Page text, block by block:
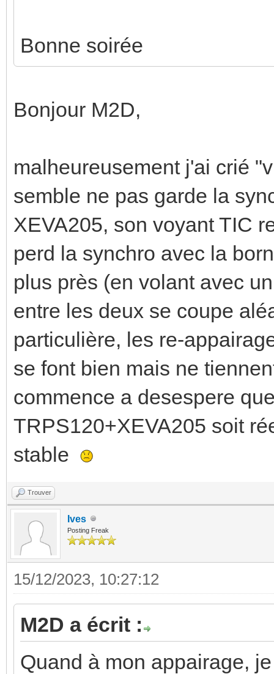
Bonne soirée
Bonjour M2D,
malheureusement j'ai crié
semble ne pas garde la
XEVA205, son voyant TIC
perd la synchro avec la
plus près (en volant avec
entre les deux se coupe
particulière, les re-
se font bien mais ne
commence a desespere
TRPS120+XEVA205 soit
stable
Trouver
Ives
Posting Freak
15/12/2023, 10:27:12
M2D a écrit :
Quand à mon appairage,